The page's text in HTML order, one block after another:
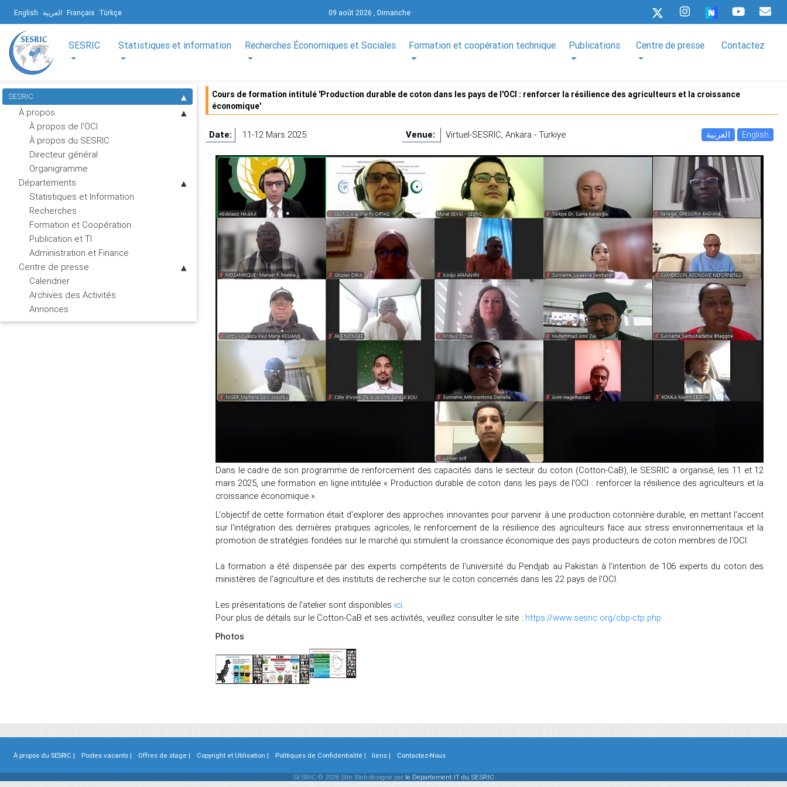
English العربية Français Türkçe 09 août 2026 , Dimanche
SESRIC Statistiques et information Recherches Économiques et Sociales Formation et coopération technique Publications Centre de presse Contactez
SESRIC
À propos
À propos de l'OCI
À propos du SESRIC
Directeur général
Organigramme
Départements
Statistiques et Information
Recherches
Formation et Coopération
Publication et TI
Administration et Finance
Centre de presse
Calendrier
Archives des Activités
Annonces
Cours de formation intitulé 'Production durable de coton dans les pays de l'OCI : renforcer la résilience des agriculteurs et la croissance
économique'
Date: 11-12 Mars 2025 Venue: Virtuel-SESRIC, Ankara - Türkiye العربية English
Dans le cadre de son programme de renforcement des capacités dans le secteur du coton (Cotton-CaB), le SESRIC a organisé, les 11 et 12
mars 2025, une formation en ligne intitulée « Production durable de coton dans les pays de l'OCI : renforcer la résilience des agriculteurs et la
croissance économique ».
L'objectif de cette formation était d'explorer des approches innovantes pour parvenir à une production cotonnière durable, en mettant l'accent
sur l'intégration des dernières pratiques agricoles, le renforcement de la résilience des agriculteurs face aux stress environnementaux et la
promotion de stratégies fondées sur le marché qui stimulent la croissance économique des pays producteurs de coton membres de l'OCI.
La formation a été dispensée par des experts compétents de l'université du Pendjab au Pakistan à l'intention de 106 experts du coton des
ministères de l'agriculture et des instituts de recherche sur le coton concernés dans les 22 pays de l'OCI.
Les présentations de l'atelier sont disponibles ici.
Pour plus de détails sur le Cotton-CaB et ses activités, veuillez consulter le site : https://www.sesric.org/cbp-ctp.php
Photos
À propos du SESRIC | Postes vacants | Offres de stage | Copyright et Utilisation | Politiques de Confidentialité | liens | Contactez-Nous
SESRIC © 2026 Site Web désigné par le Département IT du SESRIC